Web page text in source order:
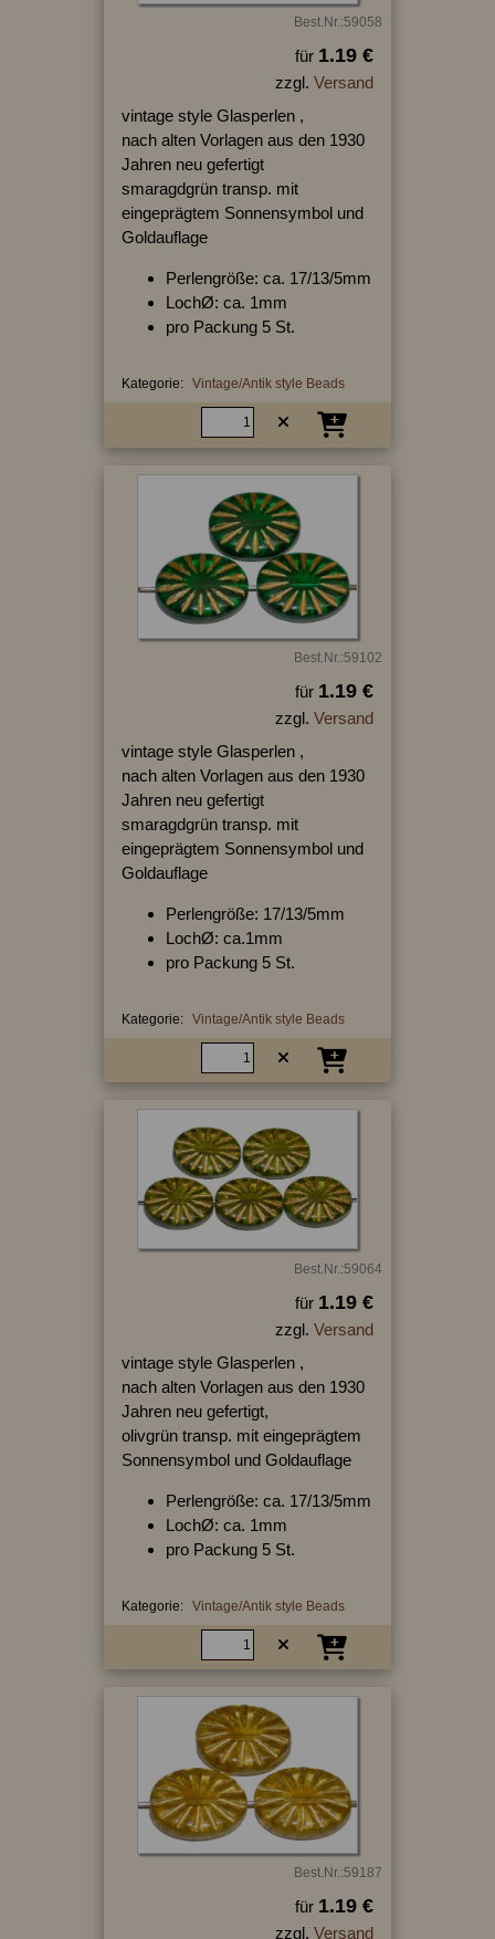
Best.Nr.:59058
für 1.19 €
zzgl. Versand
vintage style Glasperlen ,
nach alten Vorlagen aus den 1930
Jahren neu gefertigt
smaragdgrün transp. mit
eingeprägtem Sonnensymbol und
Goldauflage
Perlengröße: ca. 17/13/5mm
LochØ: ca. 1mm
pro Packung 5 St.
Kategorie: Vintage/Antik style Beads
Best.Nr.:59102
für 1.19 €
zzgl. Versand
vintage style Glasperlen ,
nach alten Vorlagen aus den 1930
Jahren neu gefertigt
smaragdgrün transp. mit
eingeprägtem Sonnensymbol und
Goldauflage
Perlengröße: 17/13/5mm
LochØ: ca.1mm
pro Packung 5 St.
Kategorie: Vintage/Antik style Beads
Best.Nr.:59064
für 1.19 €
zzgl. Versand
vintage style Glasperlen ,
nach alten Vorlagen aus den 1930
Jahren neu gefertigt,
olivgrün transp. mit eingeprägtem
Sonnensymbol und Goldauflage
Perlengröße: ca. 17/13/5mm
LochØ: ca. 1mm
pro Packung 5 St.
Kategorie: Vintage/Antik style Beads
Best.Nr.:59187
für 1.19 €
zzgl. Versand